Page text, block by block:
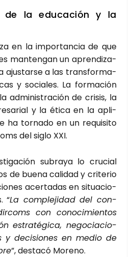
de la edu­ca­ción y la
en la impor­tan­cia de que
man­ten­gan un apren­di­za­
ajus­tar­se a las trans­for­ma­
y socia­les. La for­ma­ción
admi­nis­tra­ción de cri­sis, la
y la éti­ca en la apli­
ha tor­na­do en un requi­si­to
del siglo XXI.
sub­ra­ya lo cru­cial
de bue­na cali­dad y cri­te­rio
acer­ta­das en situa­cio­
“La com­ple­ji­dad del con­
con cono­ci­mien­tos
estra­té­gi­ca, nego­cia­cio­
y deci­sio­nes en medio de
”, des­ta­có Moreno.